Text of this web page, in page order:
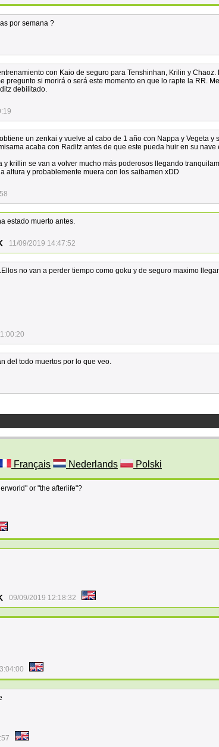
por semana ?
con Kaio de seguro para Tenshinhan, Krilin y Chaoz.
pregunto si morirá o será este momento en que lo rapte la RR.
debilitado.
un zenkai y vuelve al cabo de 1 año con Nappa y Vegeta y
acaba con Raditz antes de que este pueda huir en su nave
y krillin se van a volver mucho más poderosos llegando
altura y probablemente muera con los saibamen xDD
estado muerto antes.
11/09/2019 14:47:52
no van a perder tiempo como goku y de seguro maximo
del todo muertos por lo que veo.
Français Nederlands Polski
or "the afterlife"?
09/09/2019 12:18:32